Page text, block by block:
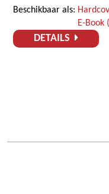
Beschikbaar als:
E-Book
DETAILS